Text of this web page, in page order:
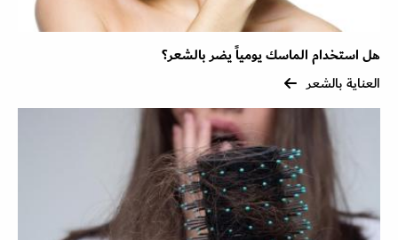
هل استخدام الماسك يومياً يضر بالشعر؟
العناية بالشعر